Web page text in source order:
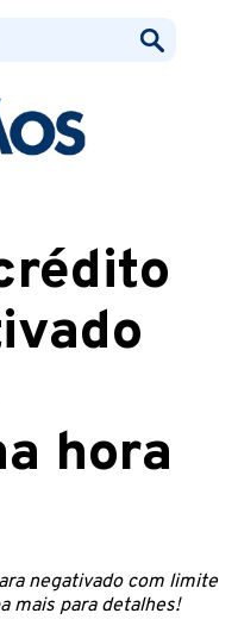
hora
negativado com limite
mais para detalhes!